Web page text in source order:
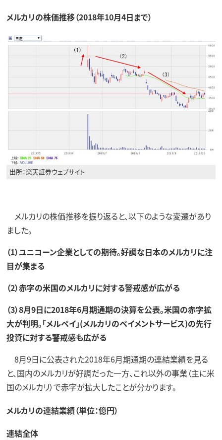
メルカリの株価推移（2018年10月4日まで）
出所：楽天証券ウェブサイト
メルカリの株価推移を振り返ると、以下のような変遷があり
ました。
（1）ユニコーン企業としての期待。好調な日本のメルカリに注
目が集まる
（2）赤字の米国のメルカリに対する警戒感が広がる
（3）8月9日に2018年6月期通期の決算を公表。米国の赤字拡
大が判明。「メルペイ」(メルカリのペイメントサービス)の先行
投資に対する警戒感も広がる
8月9日に公表された2018年6月期通期の連結業績を見る
と、国内のメルカリが好調だった一方、これ以外の事業（主に米
国のメルカリ）で赤字が拡大したことが分かります。
メルカリの連結業績（単位：億円）
連結全体